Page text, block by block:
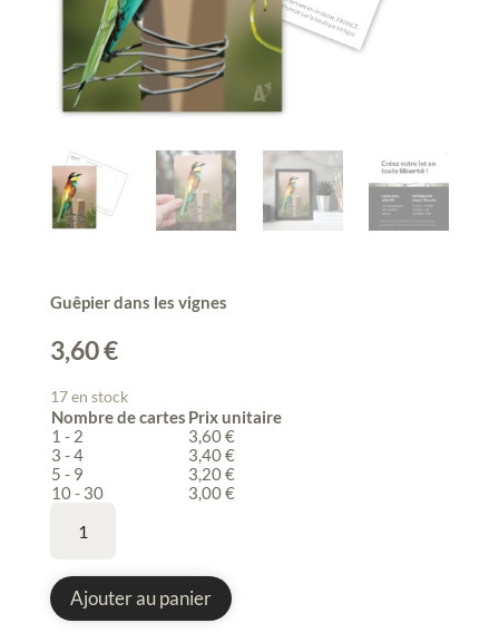
Guêpier dans les vignes
3,60€
17 en stock
Nombre de cartes Prix unitaire
1 - 2
3,60€
3 - 4
3,40€
5 - 9
3,20€
10 - 30
3,00€
postale,
Oiseau,
Ajouter au panier